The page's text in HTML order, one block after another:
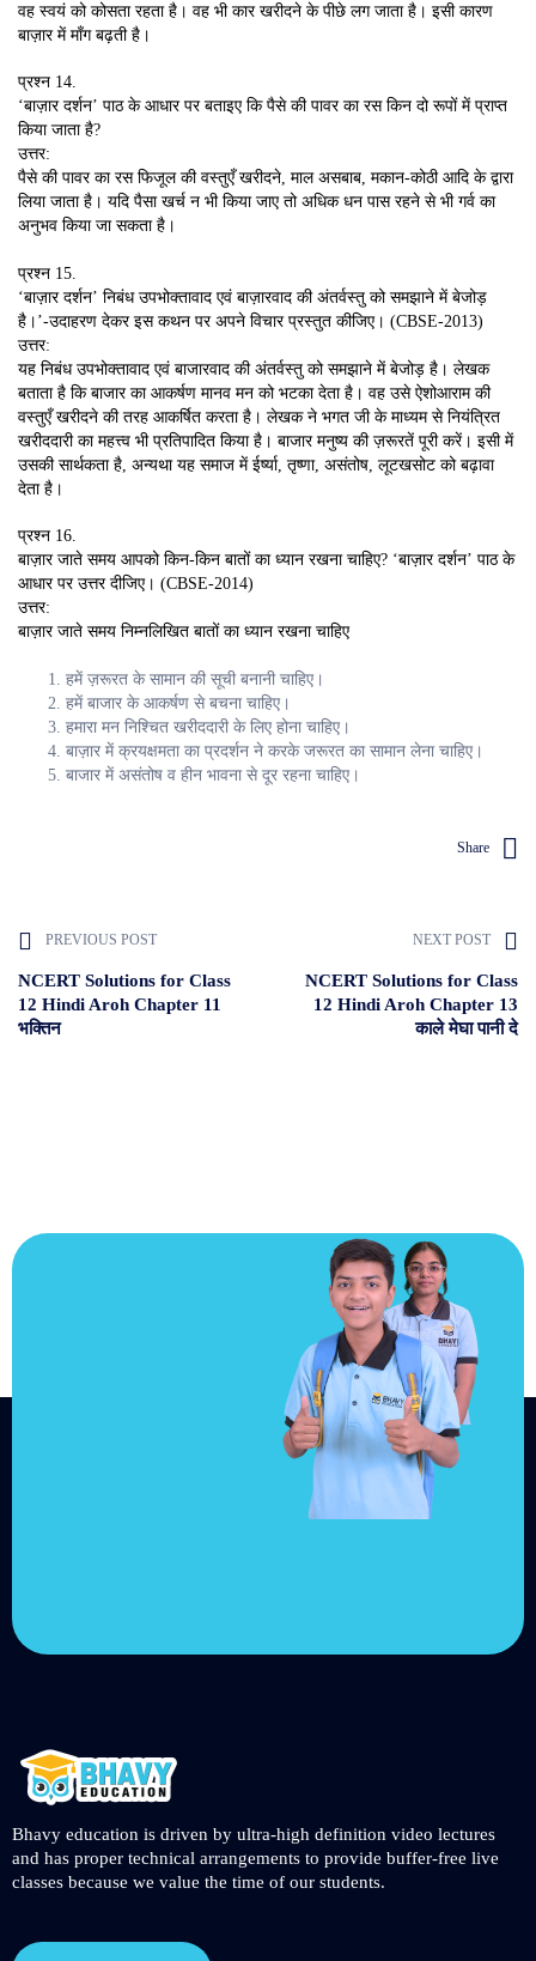
वह स्वयं को कोसता रहता है। वह भी कार खरीदने के पीछे लग जाता है। इसी कारण
बाज़ार में माँग बढ़ती है।
प्रश्न 14.
‘बाज़ार दर्शन’ पाठ के आधार पर बताइए कि पैसे की पावर का रस किन दो रूपों में प्राप्त
किया जाता है?
उत्तर:
पैसे की पावर का रस फिजूल की वस्तुएँ खरीदने, माल असबाब, मकान-कोठी आदि के द्वारा
लिया जाता है। यदि पैसा खर्च न भी किया जाए तो अधिक धन पास रहने से भी गर्व का
अनुभव किया जा सकता है।
प्रश्न 15.
‘बाज़ार दर्शन’ निबंध उपभोक्तावाद एवं बाज़ारवाद की अंतर्वस्तु को समझाने में बेजोड़
है।’-उदाहरण देकर इस कथन पर अपने विचार प्रस्तुत कीजिए। (CBSE-2013)
उत्तर:
यह निबंध उपभोक्तावाद एवं बाजारवाद की अंतर्वस्तु को समझाने में बेजोड़ है। लेखक
बताता है कि बाजार का आकर्षण मानव मन को भटका देता है। वह उसे ऐशोआराम की
वस्तुएँ खरीदने की तरह आकर्षित करता है। लेखक ने भगत जी के माध्यम से नियंत्रित
खरीददारी का महत्त्व भी प्रतिपादित किया है। बाजार मनुष्य की ज़रूरतें पूरी करें। इसी में
उसकी सार्थकता है, अन्यथा यह समाज में ईर्ष्या, तृष्णा, असंतोष, लूटखसोट को बढ़ावा
देता है।
प्रश्न 16.
बाज़ार जाते समय आपको किन-किन बातों का ध्यान रखना चाहिए? ‘बाज़ार दर्शन’ पाठ के
आधार पर उत्तर दीजिए। (CBSE-2014)
उत्तर:
बाज़ार जाते समय निम्नलिखित बातों का ध्यान रखना चाहिए
हमें ज़रूरत के सामान की सूची बनानी चाहिए।
हमें बाजार के आकर्षण से बचना चाहिए।
हमारा मन निश्चित खरीददारी के लिए होना चाहिए।
बाज़ार में क्रयक्षमता का प्रदर्शन ने करके जरूरत का सामान लेना चाहिए।
बाजार में असंतोष व हीन भावना से दूर रहना चाहिए।
Share
PREVIOUS POST
NCERT Solutions for Class
12 Hindi Aroh Chapter 11
भक्तिन
NEXT POST
NCERT Solutions for Class
12 Hindi Aroh Chapter 13
काले मेघा पानी दे
Bhavy education is driven by ultra-high definition video lectures
and has proper technical arrangements to provide buffer-free live
classes because we value the time of our students.